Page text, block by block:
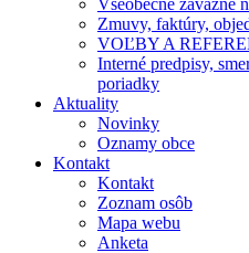
Všeobecne záväzné
Zmuvy, faktúry,
VOĽBY A
Interné predpisy,
poriadky
Aktuality
Novinky
Oznamy obce
Kontakt
Kontakt
Zoznam osôb
Mapa webu
Anketa